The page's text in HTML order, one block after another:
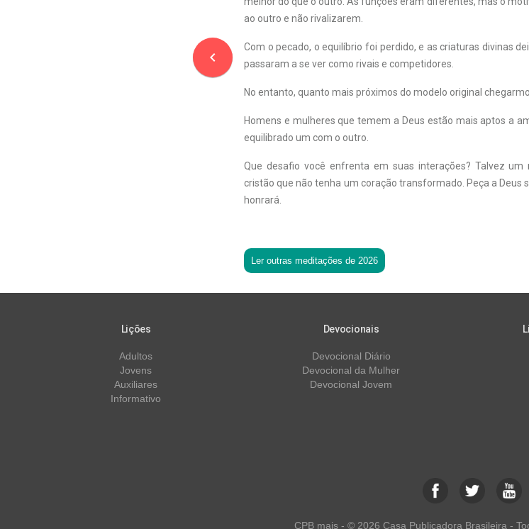
navigate_before
ao outro e não rivalizarem.
Com o pecado, o equilíbrio foi perdido, e as criaturas divinas
passaram a se ver como rivais e competidores.
No entanto, quanto mais próximos do modelo original
Homens e mulheres que temem a Deus estão mais aptos a
equilibrado um com o outro.
Que desafio você enfrenta em suas interações? Talvez
cristão que não tenha um coração transformado. Peça a Deus
honrará.
Ler outras meditações de 2026
Lições
Adultos
Jovens
Auxiliares
Informativo
Devocionais
Devocional Diário
Devocional da Mulher
Devocional Jovem
CPB mais - © 2026 Casa Publicadora Brasileira -